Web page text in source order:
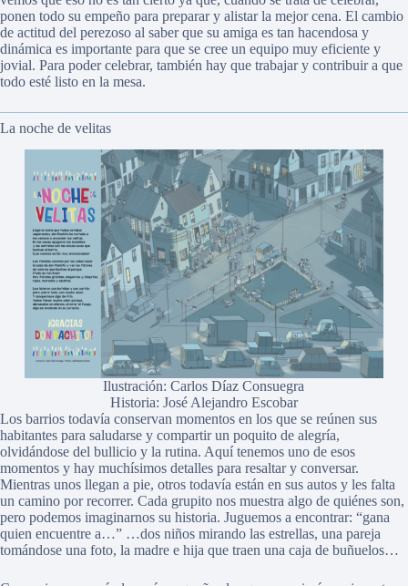
ponen todo su empeño para preparar y alistar la mejor cena. El cambio
de actitud del perezoso al saber que su amiga es tan hacendosa y
dinámica es importante para que se cree un equipo muy eficiente y
jovial. Para poder celebrar, también hay que trabajar y contribuir a que
todo esté listo en la mesa.
La noche de velitas
Ilustración: Carlos Díaz Consuegra
Historia: José Alejandro Escobar
Los barrios todavía conservan momentos en los que se reúnen sus
habitantes para saludarse y compartir un poquito de alegría,
olvidándose del bullicio y la rutina. Aquí tenemos uno de esos
momentos y hay muchísimos detalles para resaltar y conversar.
Mientras unos llegan a pie, otros todavía están en sus autos y les falta
un camino por recorrer. Cada grupito nos muestra algo de quiénes son,
pero podemos imaginarnos su historia. Juguemos a encontrar: “gana
quien encuentre a…” …dos niños mirando las estrellas, una pareja
tomándose una foto, la madre e hija que traen una caja de buñuelos…